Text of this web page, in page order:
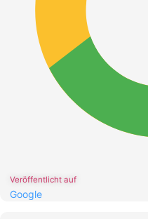
Veröffentlicht auf
Google